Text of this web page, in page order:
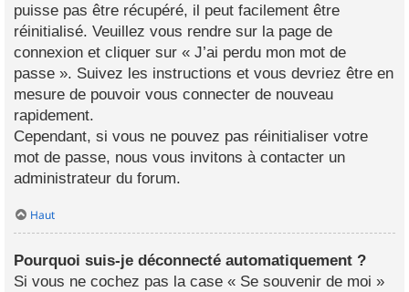
puisse pas être récupéré, il peut facilement être
réinitialisé. Veuillez vous rendre sur la page de
connexion et cliquer sur « J’ai perdu mon mot de
passe ». Suivez les instructions et vous devriez être en
mesure de pouvoir vous connecter de nouveau
rapidement.
Cependant, si vous ne pouvez pas réinitialiser votre
mot de passe, nous vous invitons à contacter un
administrateur du forum.
Haut
Pourquoi suis-je déconnecté automatiquement ?
Si vous ne cochez pas la case « Se souvenir de moi »